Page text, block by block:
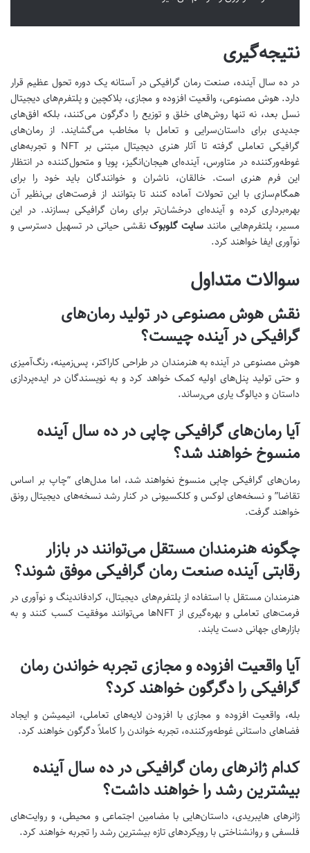
نتیجه‌گیری
در ده سال آینده، صنعت رمان گرافیکی در آستانه یک دوره تحول عظیم قرار
دارد. هوش مصنوعی، واقعیت افزوده و مجازی، بلاکچین و پلتفرم‌های دیجیتال
نسل بعد، نه تنها روش‌های خلق و توزیع را دگرگون می‌کنند، بلکه افق‌های
جدیدی برای داستان‌سرایی و تعامل با مخاطب می‌گشایند. از رمان‌های
گرافیکی تعاملی گرفته تا آثار هنری دیجیتال مبتنی بر NFT و تجربه‌های
غوطه‌ورکننده در متاورس، آینده‌ای هیجان‌انگیز، پویا و متحول‌کننده در انتظار
این فرم هنری است. خالقان، ناشران و خوانندگان باید خود را برای
همگام‌سازی با این تحولات آماده کنند تا بتوانند از فرصت‌های بی‌نظیر آن
بهره‌برداری کرده و آینده‌ای درخشان‌تر برای رمان گرافیکی بسازند. در این
مسیر، پلتفرم‌هایی مانند سایت گلوبوک نقشی حیاتی در تسهیل دسترسی و
نوآوری ایفا خواهند کرد.
سوالات متداول
نقش هوش مصنوعی در تولید رمان‌های
گرافیکی در آینده چیست؟
هوش مصنوعی در آینده به هنرمندان در طراحی کاراکتر، پس‌زمینه، رنگ‌آمیزی
و حتی تولید پنل‌های اولیه کمک خواهد کرد و به نویسندگان در ایده‌پردازی
داستان و دیالوگ یاری می‌رساند.
آیا رمان‌های گرافیکی چاپی در ده سال آینده
منسوخ خواهند شد؟
رمان‌های گرافیکی چاپی منسوخ نخواهند شد، اما مدل‌های “چاپ بر اساس
تقاضا” و نسخه‌های لوکس و کلکسیونی در کنار رشد نسخه‌های دیجیتال رونق
خواهند گرفت.
چگونه هنرمندان مستقل می‌توانند در بازار
رقابتی آینده صنعت رمان گرافیکی موفق شوند؟
هنرمندان مستقل با استفاده از پلتفرم‌های دیجیتال، کرادفاندینگ و نوآوری در
فرمت‌های تعاملی و بهره‌گیری از NFTها می‌توانند موفقیت کسب کنند و به
بازارهای جهانی دست یابند.
آیا واقعیت افزوده و مجازی تجربه خواندن رمان
گرافیکی را دگرگون خواهند کرد؟
بله، واقعیت افزوده و مجازی با افزودن لایه‌های تعاملی، انیمیشن و ایجاد
فضاهای داستانی غوطه‌ورکننده، تجربه خواندن را کاملاً دگرگون خواهند کرد.
کدام ژانرهای رمان گرافیکی در ده سال آینده
بیشترین رشد را خواهند داشت؟
ژانرهای هایبریدی، داستان‌هایی با مضامین اجتماعی و محیطی، و روایت‌های
فلسفی و روانشناختی با رویکردهای تازه بیشترین رشد را تجربه خواهند کرد.